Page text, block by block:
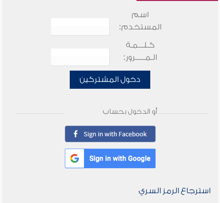
اسم
المستخدم:
كـلـــمـة
الـمـــــرور:
دخول المشتركين
أو الدخول بحساب
استرجاع الرمز السري